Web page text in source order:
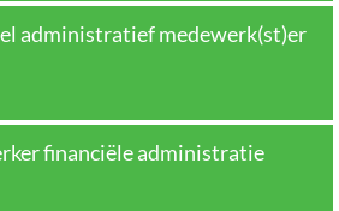
administratief medewerk(st)er
financiële administratie